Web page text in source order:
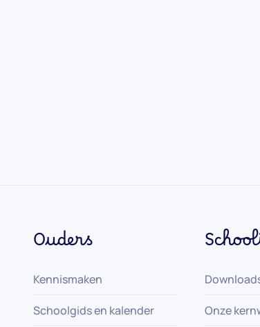
Ouders
Kennismaken
Schoolgids en kalender Onze